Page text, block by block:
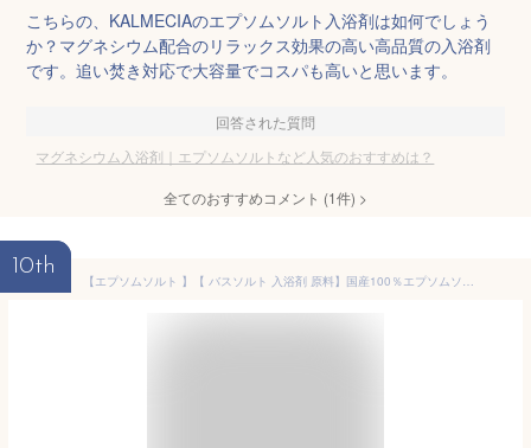
こちらの、KALMECIAのエプソムソルト入浴剤は如何でしょう
か？マグネシウム配合のリラックス効果の高い高品質の入浴剤
です。追い焚き対応で大容量でコスパも高いと思います。
回答された質問
マグネシウム入浴剤｜エプソムソルトなど人気のおすすめは？
全てのおすすめコメント (1件) >
10th
【エプソムソルト 】【 バスソルト 入浴剤 原料】国産100％エプソムソルト【エプソム塩】3kg 【送料無料】 硫酸マグネシウム 国産（日本産）【業務用バスソルト原料】